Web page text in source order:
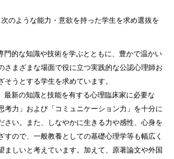
のような能力・意欲を持った学生を求め選抜を
門的な知識や技術を学ぶとともに、豊かで温かい
さまざまな場面で役に立つ実践的な公認心理師お
そうとする学生を求めています。
最新の知識と技能を有する心理臨床家に必要な
考力」および「コミュニケーション力」を十分に
さい。また、しなやかに生きる力や感性、心身を
すので、一般教養としての基礎心理学等も幅広く
ましいと考えています。加えて、原著論文や外国